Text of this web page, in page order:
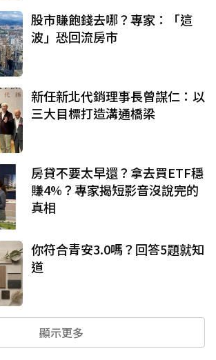
股市賺飽錢去哪？專家：「這
波」恐回流房市
新任新北代銷理事長曾謀仁：以
三大目標打造溝通橋梁
房貸不要太早還？拿去買ETF穩
賺4%？專家揭短影音沒說完的
真相
你符合青安3.0嗎？回答5題就知
道
顯示更多